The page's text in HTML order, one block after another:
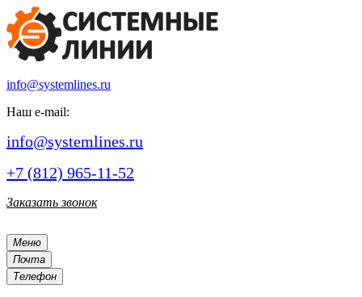
info@systemlines.ru
Наш e-mail:
info@systemlines.ru
+7 (812) 965-11-52
Заказать звонок
Меню
Почта
Телефон